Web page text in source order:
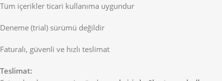
Tüm içerikler ticari kullanıma uygundur
Deneme (trial) sürümü değildir
Faturalı, güvenli ve hızlı teslimat
Teslimat: